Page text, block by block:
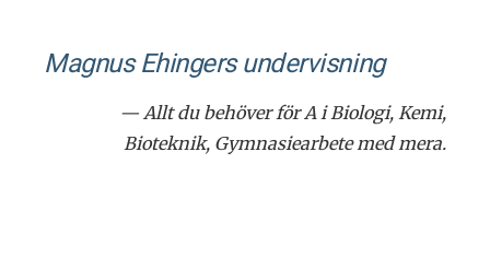
Magnus Ehingers under­visning
— Allt du behöver för A i Biologi, Kemi,
Bioteknik, Gymnasiearbete med mera.